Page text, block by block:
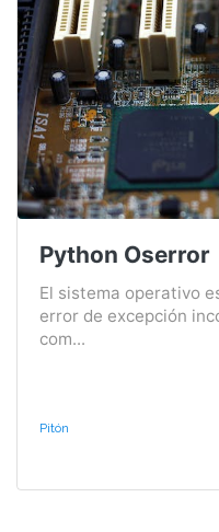
Python Oserror
El sistema operativo
error de excepción
com...
Pitón